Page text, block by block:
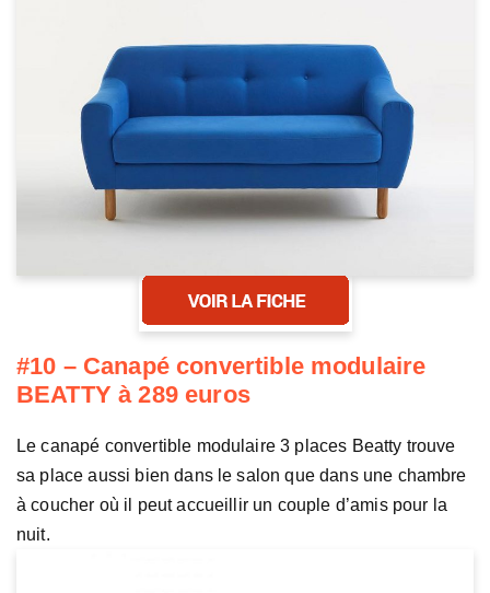
#10 – Canapé convertible modulaire
BEATTY à 289 euros
Le canapé convertible modulaire 3 places Beatty trouve
sa place aussi bien dans le salon que dans une chambre
à coucher où il peut accueillir un couple d’amis pour la
nuit.